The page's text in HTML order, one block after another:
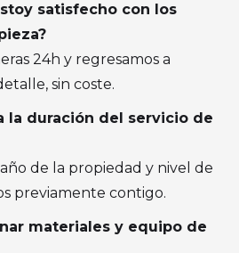
satisfecho con los
24h y regresamos a
sin coste.
la duración del servicio de
de la propiedad y nivel de
previamente contigo.
materiales y equipo de